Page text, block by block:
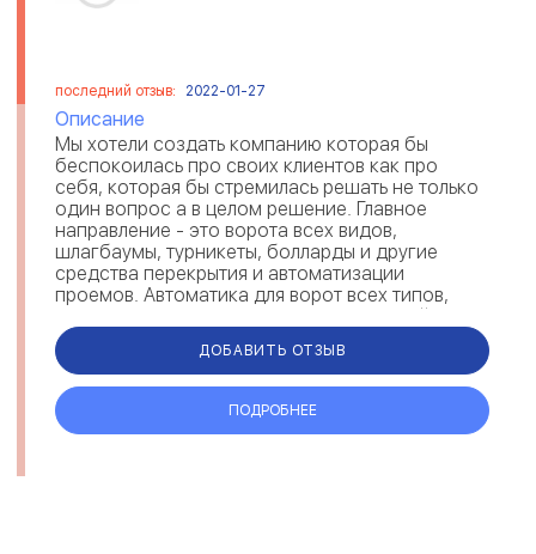
последний отзыв: 2022-01-27
Описание
Мы хотели создать компанию которая бы
беспокоилась про своих клиентов как про
себя, которая бы стремилась решать не только
один вопрос а в целом решение. Главное
направление - это ворота всех видов,
шлагбаумы, турникеты, болларды и другие
средства перекрытия и автоматизации
проемов. Автоматика для ворот всех типов,
которая сможет открыть ворота шириной от 1м
до 12...
ДОБАВИТЬ ОТЗЫВ
ПОДРОБНЕЕ